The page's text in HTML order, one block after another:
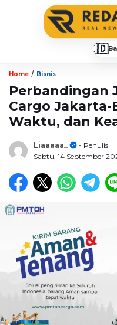
🇮🇩
Home / Bisnis
Perbandingan
Cargo Jakarta-
Waktu, dan
Liaaaaa_
- Penulis
Sabtu, 14 September